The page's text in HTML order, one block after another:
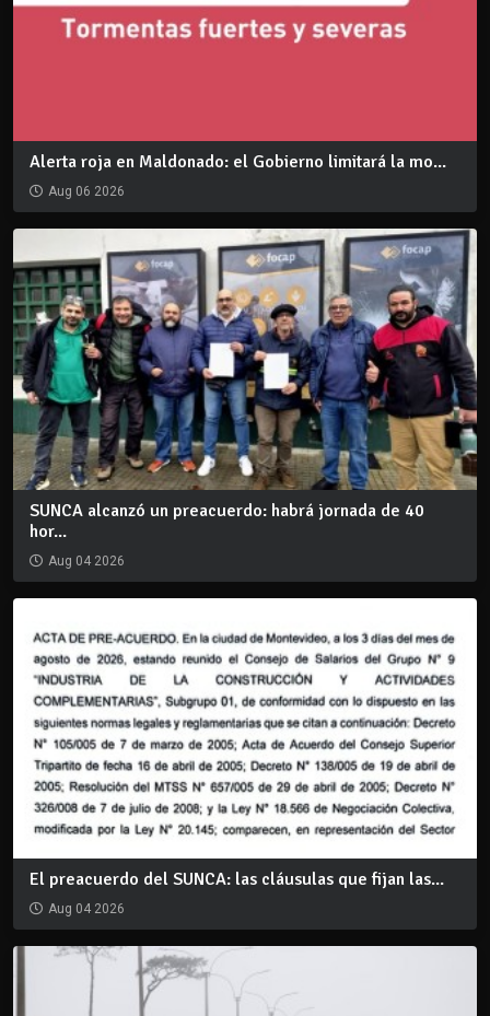
Alerta roja en Maldonado: el Gobierno limitará la mo...
Aug 06 2026
SUNCA alcanzó un preacuerdo: habrá jornada de 40
hor...
Aug 04 2026
El preacuerdo del SUNCA: las cláusulas que fijan las...
Aug 04 2026